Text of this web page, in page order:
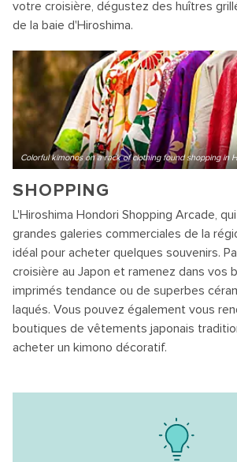
votre croisière, dégustez des huîtres
de la baie d'Hiroshima.
Colorful kimonos on a rack of clothing found shopping in
SHOPPING
L'Hiroshima Hondori Shopping Arcade,
grandes galeries commerciales de la
idéal pour acheter quelques souvenirs.
croisière au Japon et ramenez dans vos
imprimés tendance ou de superbes
laqués. Vous pouvez également vous
boutiques de vêtements japonais
acheter un kimono décoratif.